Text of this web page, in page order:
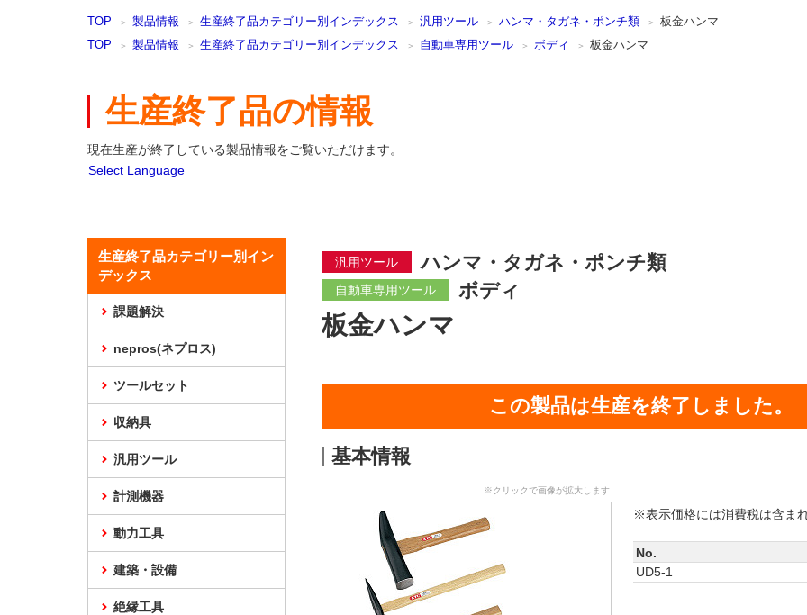
TOP 製品情報 生産終了品カテゴリー別インデックス 汎用ツール ハンマ・タガネ・ポンチ類
板金ハンマ
TOP
製品情報 生産終了品カテゴリー別インデックス 自動車専用ツール ボディ 板金ハンマ
生産終了品の情報
現在生産が終了している製品情報をご覧いただけます。
Select Language
汎用ツール ハンマ・タガネ・ポンチ類
自動車専用ツール ボディ
板金ハンマ
この製品は生産を終了しました。
基本情報
※クリックで画像が拡大します
※表示価格には消費税は含ま
No.
UD5-1
生産終了品カテゴリー別イン
デックス
課題解決
nepros(ネプロス)
ツールセット
収納具
汎用ツール
計測機器
動力工具
建築・設備
絶縁工具